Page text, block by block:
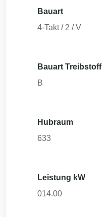
Bauart
4-Takt / 2 / V
Bauart Treibstoff
B
Hubraum
633
Leistung kW
014.00